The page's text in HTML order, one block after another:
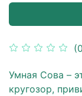
Умная Сова –
кругозор,